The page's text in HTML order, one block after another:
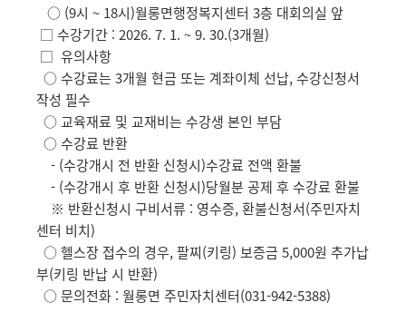
○ (9시 ~ 18시)월롱면행정복지센터 3층 대회의실 앞
□ 수강기간 : 2026. 7. 1. ~ 9. 30.(3개월)
□ 유의사항
○ 수강료는 3개월 현금 또는 계좌이체 선납, 수강신청서
작성 필수
○ 교육재료 및 교재비는 수강생 본인 부담
○ 수강료 반환
- (수강개시 전 반환 신청시)수강료 전액 환불
- (수강개시 후 반환 신청시)당월분 공제 후 수강료 환불
※ 반환신청시 구비서류 : 영수증, 환불신청서(주민자치
센터 비치)
○ 헬스장 접수의 경우, 팔찌(키링) 보증금 5,000원 추가납
부(키링 반납 시 반환)
○ 문의전화 : 월롱면 주민자치센터(031-942-5388)